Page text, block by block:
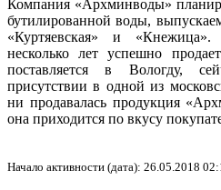
Компания «Архминводы»
бутилированной воды,
«Куртяевская» и
несколько лет успешно
поставляется в Вологду,
присутствии в одной из
ни продавалась продукция
она приходится по вкусу
Начало активности (дата): 26.05.2018